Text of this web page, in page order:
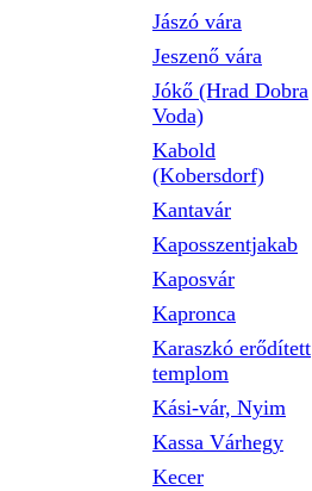
Jászó vára
Jeszenő vára
Jókő (Hrad Dobra
Voda)
Kabold
(Kobersdorf)
Kantavár
Kaposszentjakab
Kaposvár
Kapronca
Karaszkó erődített
templom
Kási-vár, Nyim
Kassa Várhegy
Kecer